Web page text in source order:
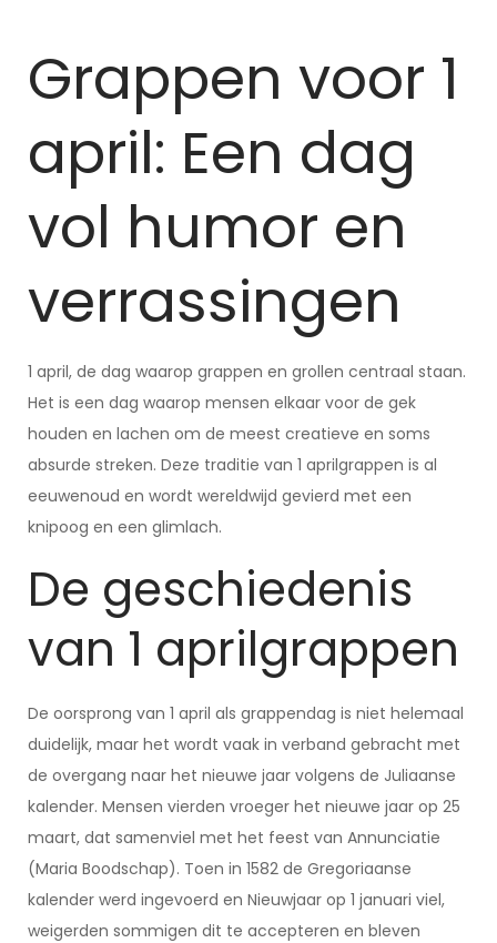
Grappen voor 1
april: Een dag
vol humor en
verrassingen
1 april, de dag waarop grappen en grollen centraal staan.
Het is een dag waarop mensen elkaar voor de gek
houden en lachen om de meest creatieve en soms
absurde streken. Deze traditie van 1 aprilgrappen is al
eeuwenoud en wordt wereldwijd gevierd met een
knipoog en een glimlach.
De geschiedenis
van 1 aprilgrappen
De oorsprong van 1 april als grappendag is niet helemaal
duidelijk, maar het wordt vaak in verband gebracht met
de overgang naar het nieuwe jaar volgens de Juliaanse
kalender. Mensen vierden vroeger het nieuwe jaar op 25
maart, dat samenviel met het feest van Annunciatie
(Maria Boodschap). Toen in 1582 de Gregoriaanse
kalender werd ingevoerd en Nieuwjaar op 1 januari viel,
weigerden sommigen dit te accepteren en bleven